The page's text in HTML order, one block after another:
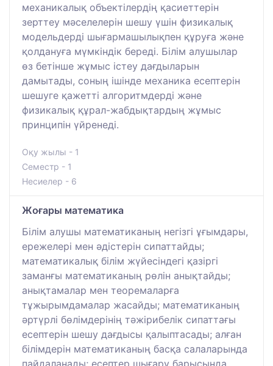
механикалық объектілердің қасиеттерін
зерттеу мәселелерін шешу үшін физикалық
модельдерді шығармашылықпен құруға және
қолдануға мүмкіндік береді. Білім алушылар
өз бетінше жұмыс істеу дағдыларын
дамытады, соның ішінде механика есептерін
шешуге қажетті алгоритмдерді және
физикалық құрал-жабдықтардың жұмыс
принципін үйренеді.
Оқу жылы - 1
Семестр - 1
Несиелер - 6
Жоғары математика
Білім алушы математиканың негізгі ұғымдары,
ережелері мен әдістерін сипаттайды;
математикалық білім жүйесіндегі қазіргі
заманғы математиканың рөлін анықтайды;
анықтамалар мен теоремаларға
тұжырымдамалар жасайды; математиканың
әртүрлі бөлімдерінің тәжірибелік сипаттағы
есептерін шешу дағдысы қалыптасады; алған
білімдерін математиканың басқа салаларында
пайдаланады; есептер шығару барысында